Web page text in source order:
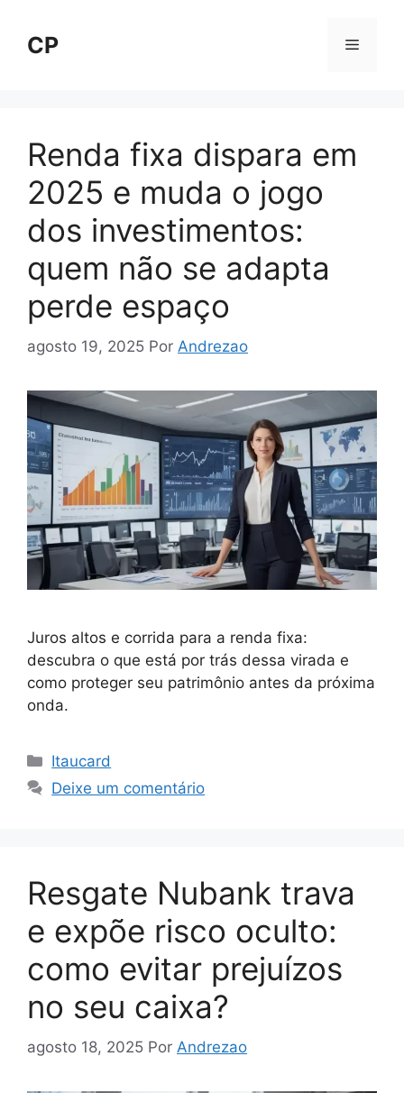
CP Menu
Renda fixa dispara em
2025 e muda o jogo
dos investimentos:
quem não se adapta
perde espaço
agosto 19, 2025 Por Andrezao
Juros altos e corrida para a renda fixa:
descubra o que está por trás dessa virada e
como proteger seu patrimônio antes da próxima
onda.
Categorias
Itaucard
Deixe um comentário
Resgate Nubank trava
e expõe risco oculto:
como evitar prejuízos
no seu caixa?
agosto 18, 2025 Por Andrezao